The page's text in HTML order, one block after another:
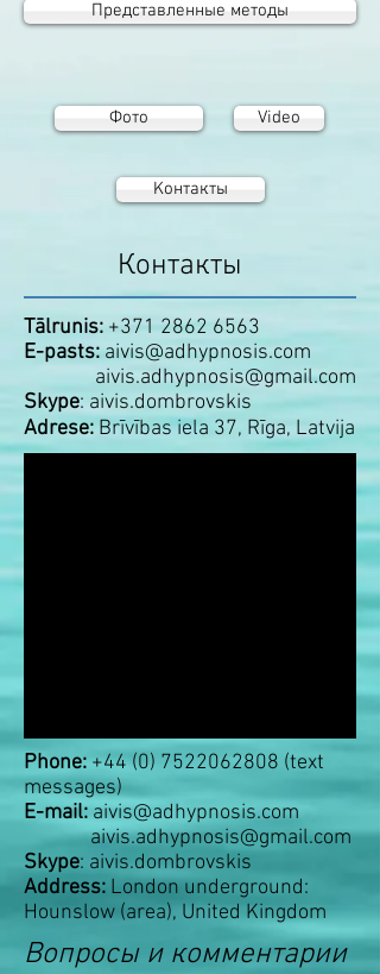
Контакты
Tālrunis: +371 2862 6563
E-pasts:aivis@adhypnosis.com
aivis.adhypnosis@gmail.com
Skype: aivis.dombrovskis
Adrese: Brīvības iela 37, Rīga, Latvija
Phone: +44 (0) 7522062808 (text
messages)
E-mail: aivis@adhypnosis.com
aivis.adhypnosis@gmail.com
Skype: aivis.dombrovskis
Address: London underground:
Hounslow (area), United Kingdom
Вопросы и комментарии
Представленные методы
Фото Video
Koнтакты